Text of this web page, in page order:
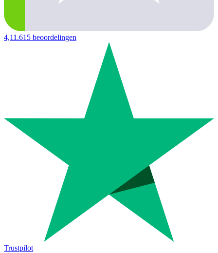
4,11.615 beoordelingen
Trustpilot